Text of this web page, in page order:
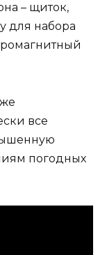
– щиток,
для набора
все
погодных